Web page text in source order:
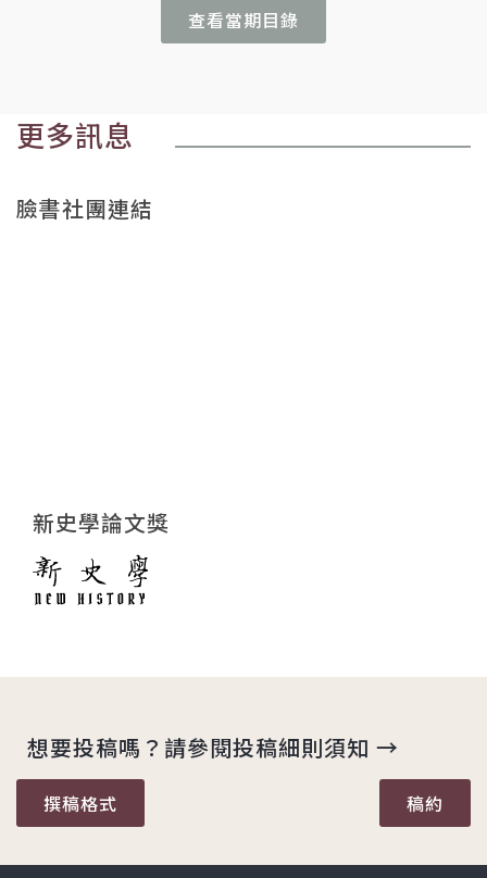
查看當期目錄
更多訊息
臉書社團連結
新史學論文獎
想要投稿嗎？請參閱投稿細則須知 →
撰稿格式 稿約